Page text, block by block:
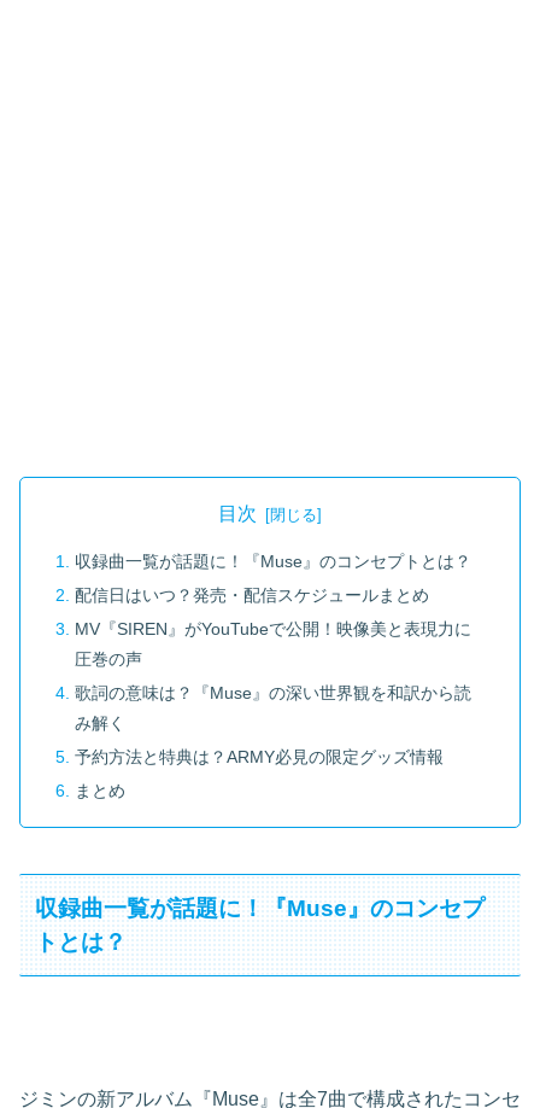
目次
収録曲一覧が話題に！『Muse』のコンセプトとは？
配信日はいつ？発売・配信スケジュールまとめ
MV『SIREN』がYouTubeで公開！映像美と表現力に
圧巻の声
歌詞の意味は？『Muse』の深い世界観を和訳から読
み解く
予約方法と特典は？ARMY必見の限定グッズ情報
まとめ
収録曲一覧が話題に！『Muse』のコンセプ
トとは？
ジミンの新アルバム『Muse』は全7曲で構成されたコンセ